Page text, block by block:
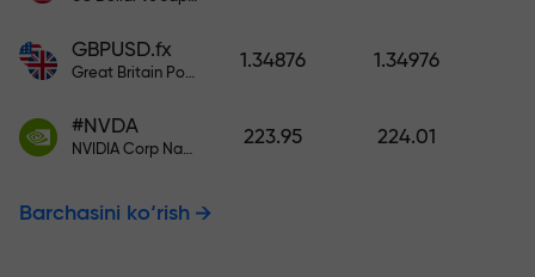
GBPUSD.fx
Great Britain Pound vs US Dollar
1.34876 1.34976
#NVDA
NVIDIA Corp Nasdaq Stock Exchange (Nasdaq) USD
223.95 224.01
Barchasini ko‘rish